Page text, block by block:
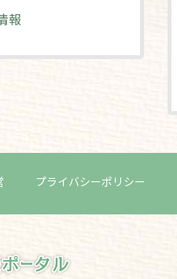
報
プライバシーポリシー